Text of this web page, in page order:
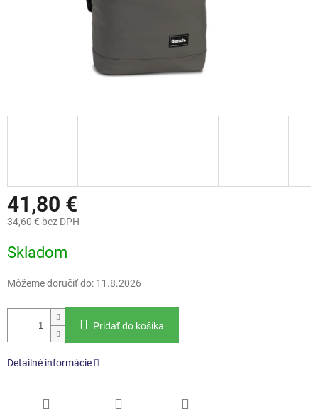
41,80 €
34,60 € bez DPH
cena:
Skladom
Môžeme doručiť do: 11.8.2026
Pridať do košíka
Detailné informácie